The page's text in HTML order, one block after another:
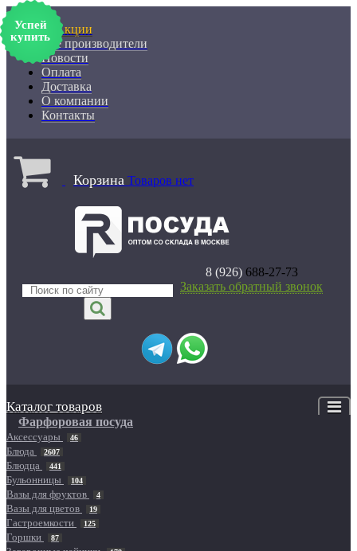
% Акции
Все производители
Новости
Оплата
Доставка
О компании
Контакты
Корзина Товаров нет
8 (926)688-27-73
Заказать обратный звонок
Каталог товаров
Фарфоровая посуда
Аксессуары 46
Блюда 2607
Блюдца 441
Бульонницы 104
Вазы для фруктов 4
Вазы для цветов 19
Гастроемкости 125
Горшки 87
Успей
купить